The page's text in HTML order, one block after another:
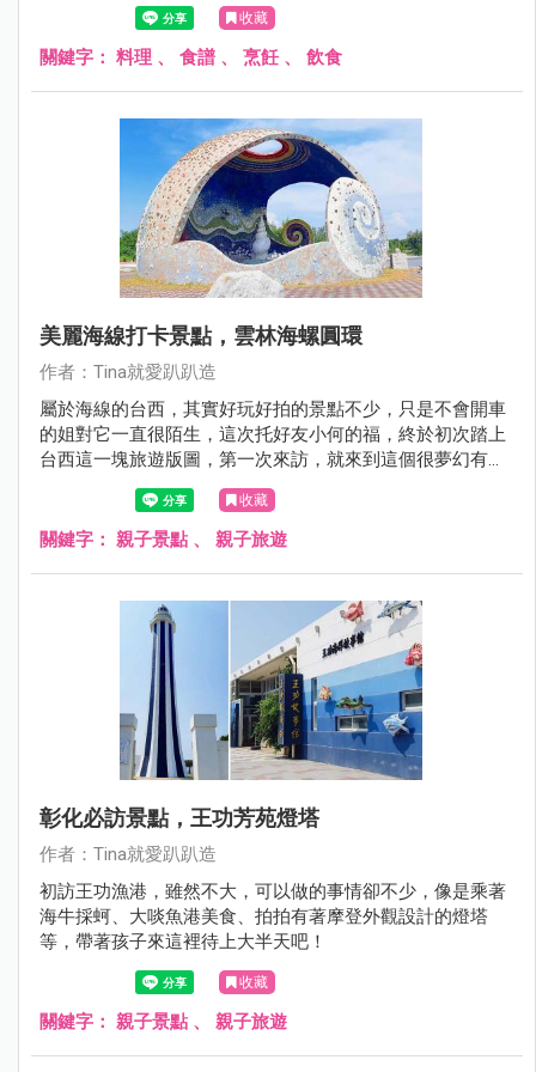
媽咪可以將美味輕鬆端上桌！
收藏
關鍵字： 料理 、 食譜 、 烹飪、 飲食
美麗海線打卡景點，雲林海螺圓環
作者：Tina就愛趴趴造
屬於海線的台西，其實好玩好拍的景點不少，只是不會開車
的姐對它一直很陌生，這次托好友小何的福，終於初次踏上
台西這一塊旅遊版圖，第一次來訪，就來到這個很夢幻有很
繽紛的網美打卡亮點。
收藏
關鍵字： 親子景點 、 親子旅遊
彰化必訪景點，王功芳苑燈塔
作者：Tina就愛趴趴造
初訪王功漁港，雖然不大，可以做的事情卻不少，像是乘著
海牛採蚵、大啖魚港美食、拍拍有著摩登外觀設計的燈塔
等，帶著孩子來這裡待上大半天吧！
收藏
關鍵字： 親子景點 、 親子旅遊